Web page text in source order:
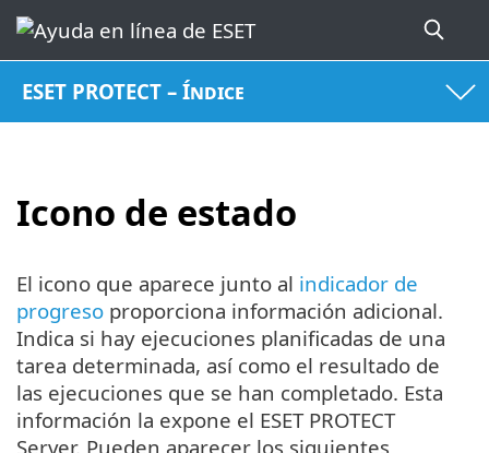
ESET PROTECT – Índice
Icono de estado
El icono que aparece junto al indicador de
progreso proporciona información adicional.
Indica si hay ejecuciones planificadas de una
tarea determinada, así como el resultado de
las ejecuciones que se han completado. Esta
información la expone el ESET PROTECT
Server. Pueden aparecer los siguientes